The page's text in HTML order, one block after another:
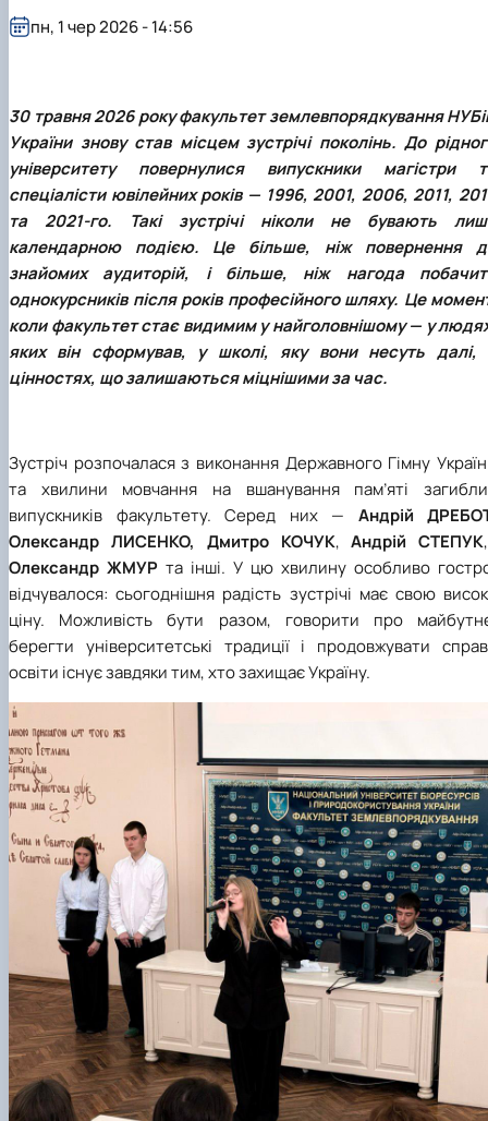
Працевлаштування
Студентські квитки
Інклюзивне середовище
Наукові школи
Форми документів
садово-паркове господарство, ветеринарна
Наукові видання
Наукові журнали НУБіП України
Наукові журнали НУБіП України (English)
Пам'ятка про проведення науково-
заходів
Порядок планування та організації
проведення НТЗ
Результати науково-технічних заходів
Монографії
«SEB-2024»
«SEB-2025»
Рада роботодавців
Видатні випускники та працівники
Почесні доктори і професори НУБіП України
Пресслужба
Університетський кур'єр
Вибори ректора
Програма розвитку університету
ініціатива – 2025»
Державні закупівлі
Уповноважена особа з питань запобігання
виявлення корупції
Положення про антикорупційного
уповноваженого НУБіП України
Національні нормативно-правові акти
Нормативно-правові акти НУБіП України
Інформаційні ресурси НАЗК
Методичні роз’яснення НАЗК
Антикорупційні заходи
Гендерна радниця
Контактна інформація
30 травня 2026 року факультет землевпорядкування
України знову став місцем зустрічі поколінь. До
університету повернулися випускники магістри
спеціалісти ювілейних років — 1996, 2001, 2006, 2011,
та 2021-го. Такі зустрічі ніколи не бувають
календарною подією. Це більше, ніж повернення
знайомих аудиторій, і більше, ніж нагода
однокурсників після років професійного шляху. Це
коли факультет стає видимим у найголовнішому — у
яких він сформував, у школі, яку вони несуть далі,
цінностях, що залишаються міцнішими за час.
Зустріч розпочалася з виконання Державного Гімну
та хвилини мовчання на вшанування пам’яті
випускників факультету. Серед них — Андрій
Олександр ЛИСЕНКО, Дмитро КОЧУК, Андрій СТЕПУК,
Олександр ЖМУР та інші. У цю хвилину особливо
відчувалося: сьогоднішня радість зустрічі має свою
ціну. Можливість бути разом, говорити про
берегти університетські традиції і продовжувати
освіти існує завдяки тим, хто захищає Україну.
пн, 1 чер 2026 - 14:56